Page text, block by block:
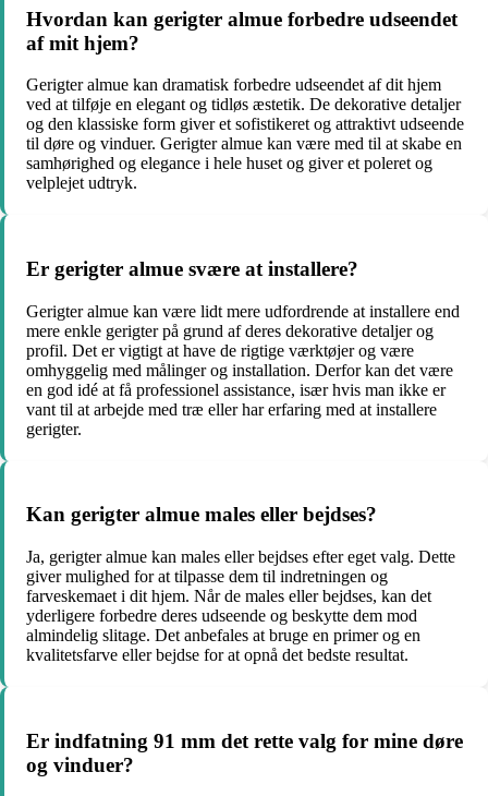
Hvordan kan gerigter almue forbedre udseendet
af mit hjem?
Gerigter almue kan dramatisk forbedre udseendet af dit hjem
ved at tilføje en elegant og tidløs æstetik. De dekorative detaljer
og den klassiske form giver et sofistikeret og attraktivt udseende
til døre og vinduer. Gerigter almue kan være med til at skabe en
samhørighed og elegance i hele huset og giver et poleret og
velplejet udtryk.
Er gerigter almue svære at installere?
Gerigter almue kan være lidt mere udfordrende at installere end
mere enkle gerigter på grund af deres dekorative detaljer og
profil. Det er vigtigt at have de rigtige værktøjer og være
omhyggelig med målinger og installation. Derfor kan det være
en god idé at få professionel assistance, især hvis man ikke er
vant til at arbejde med træ eller har erfaring med at installere
gerigter.
Kan gerigter almue males eller bejdses?
Ja, gerigter almue kan males eller bejdses efter eget valg. Dette
giver mulighed for at tilpasse dem til indretningen og
farveskemaet i dit hjem. Når de males eller bejdses, kan det
yderligere forbedre deres udseende og beskytte dem mod
almindelig slitage. Det anbefales at bruge en primer og en
kvalitetsfarve eller bejdse for at opnå det bedste resultat.
Er indfatning 91 mm det rette valg for mine døre
og vinduer?